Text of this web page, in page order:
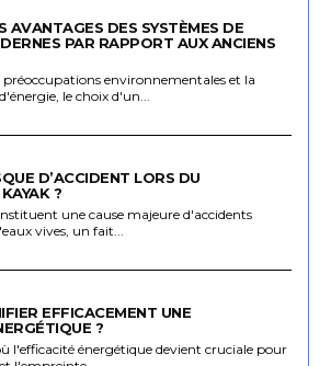
AVANTAGES DES SYSTÈMES DE
PAR RAPPORT AUX ANCIENS
préoccupations environnementales et la
le choix d'un...
D’ACCIDENT LORS DU
?
une cause majeure d'accidents
vives, un fait...
EFFICACEMENT UNE
?
l'efficacité énergétique devient cruciale pour